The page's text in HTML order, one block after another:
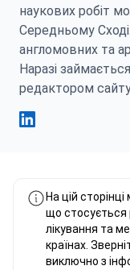
наукових робіт
Середньому
англомовних та
Наразі
редактором
На цій
що стосується
лікування та
країнах.
виключно з